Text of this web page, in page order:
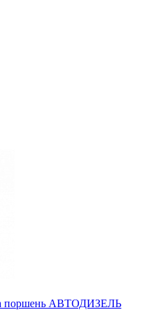
поршень АВТОДИЗЕЛЬ